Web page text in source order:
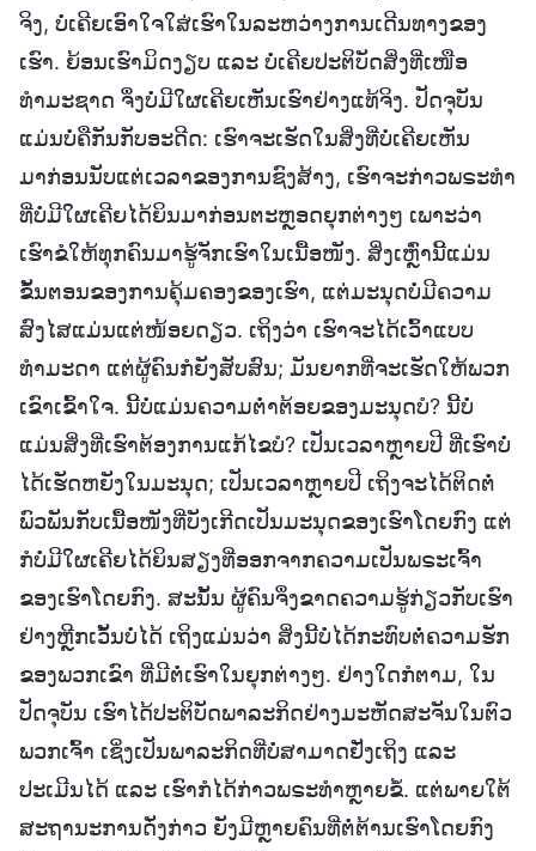
ຈິງ, ບໍ່ເຄີຍເອົາໃຈໃສ່ເຮົາໃນລະຫວ່າງການເດີນທາງຂອງ
ເຮົາ. ຍ້ອນເຮົາມິດງຽບ ແລະ ບໍ່ເຄີຍປະຕິບັດສິ່ງທີ່ເໜືອ
ທໍາມະຊາດ ຈຶ່ງບໍ່ມີໃຜເຄີຍເຫັນເຮົາຢ່າງແທ້ຈິງ. ປັດຈຸບັນ
ແມ່ນບໍ່ຄືກັນກັບອະດີດ: ເຮົາຈະເຮັດໃນສິ່ງທີ່ບໍ່ເຄີຍເຫັນ
ມາກ່ອນນັບແຕ່ເວລາຂອງການຊົງສ້າງ, ເຮົາຈະກ່າວພຣະທໍາ
ທີ່ບໍ່ມີໃຜເຄີຍໄດ້ຍິນມາກ່ອນຕະຫຼອດຍຸກຕ່າງໆ ເພາະວ່າ
ເຮົາຂໍໃຫ້ທຸກຄົນມາຮູ້ຈັກເຮົາໃນເນື້ອໜັງ. ສິ່ງເຫຼົ່ານີ້ແມ່ນ
ຂັ້ນຕອນຂອງການຄຸ້ມຄອງຂອງເຮົາ, ແຕ່ມະນຸດບໍ່ມີຄວາມ
ສົງໄສແມ່ນແຕ່ໜ້ອຍດຽວ. ເຖິງວ່າ ເຮົາຈະໄດ້ເວົ້າແບບ
ທໍາມະດາ ແຕ່ຜູ້ຄົນກໍຍັງສັບສົນ; ມັນຍາກທີ່ຈະເຮັດໃຫ້ພວກ
ເຂົາເຂົ້າໃຈ. ນີ້ບໍ່ແມ່ນຄວາມຕໍ່າຕ້ອຍຂອງມະນຸດບໍ? ນີ້ບໍ່
ແມ່ນສິ່ງທີ່ເຮົາຕ້ອງການແກ້ໄຂບໍ? ເປັນເວລາຫຼາຍປີ ທີ່ເຮົາບໍ່
ໄດ້ເຮັດຫຍັງໃນມະນຸດ; ເປັນເວລາຫຼາຍປີ ເຖິງຈະໄດ້ຕິດຕໍ່
ພົວພັນກັບເນື້ອໜັງທີ່ບັງເກີດເປັນມະນຸດຂອງເຮົາໂດຍກົງ ແຕ່
ກໍບໍ່ມີໃຜເຄີຍໄດ້ຍິນສຽງທີ່ອອກຈາກຄວາມເປັນພຣະເຈົ້າ
ຂອງເຮົາໂດຍກົງ. ສະນັ້ນ ຜູ້ຄົນຈຶ່ງຂາດຄວາມຮູ້ກ່ຽວກັບເຮົາ
ຢ່າງຫຼີກເວັ້ນບໍ່ໄດ້ ເຖິງແມ່ນວ່າ ສິ່ງນີ້ບໍ່ໄດ້ກະທົບຕໍ່ຄວາມຮັກ
ຂອງພວກເຂົາ ທີ່ມີຕໍ່ເຮົາໃນຍຸກຕ່າງໆ. ຢ່າງໃດກໍຕາມ, ໃນ
ປັດຈຸບັນ ເຮົາໄດ້ປະຕິບັດພາລະກິດຢ່າງມະຫັດສະຈັນໃນຕົວ
ພວກເຈົ້າ ເຊິ່ງເປັນພາລະກິດທີ່ບໍ່ສາມາດຢັ່ງເຖິງ ແລະ
ປະເມີນໄດ້ ແລະ ເຮົາກໍໄດ້ກ່າວພຣະທໍາຫຼາຍຂໍ້. ແຕ່ພາຍໃຕ້
ສະຖານະການດັ່ງກ່າວ ຍັງມີຫຼາຍຄົນທີ່ຕໍ່ຕ້ານເຮົາໂດຍກົງ